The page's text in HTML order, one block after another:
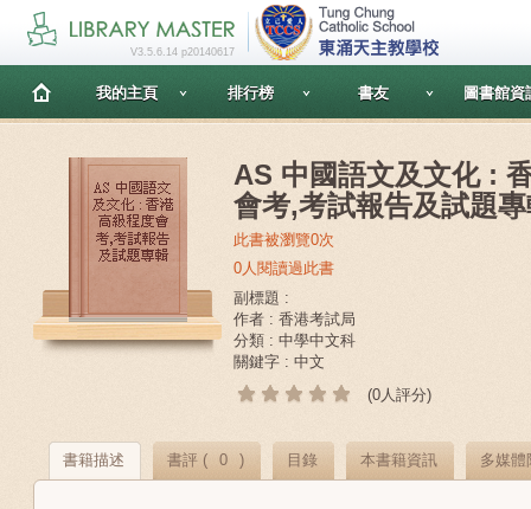
V3.5.6.14 p20140617
我的主頁 排行榜 書友 圖書館資
AS 中國語文及文化 :
會考,考試報告及試題
此書被瀏覽0次
0人閱讀過此書
副標題 :
作者 : 香港考試局
分類 : 中學中文科
關鍵字 : 中文
(0人評分)
書籍描述 書評 ( 0 ) 目錄 本書籍資訊 多媒體